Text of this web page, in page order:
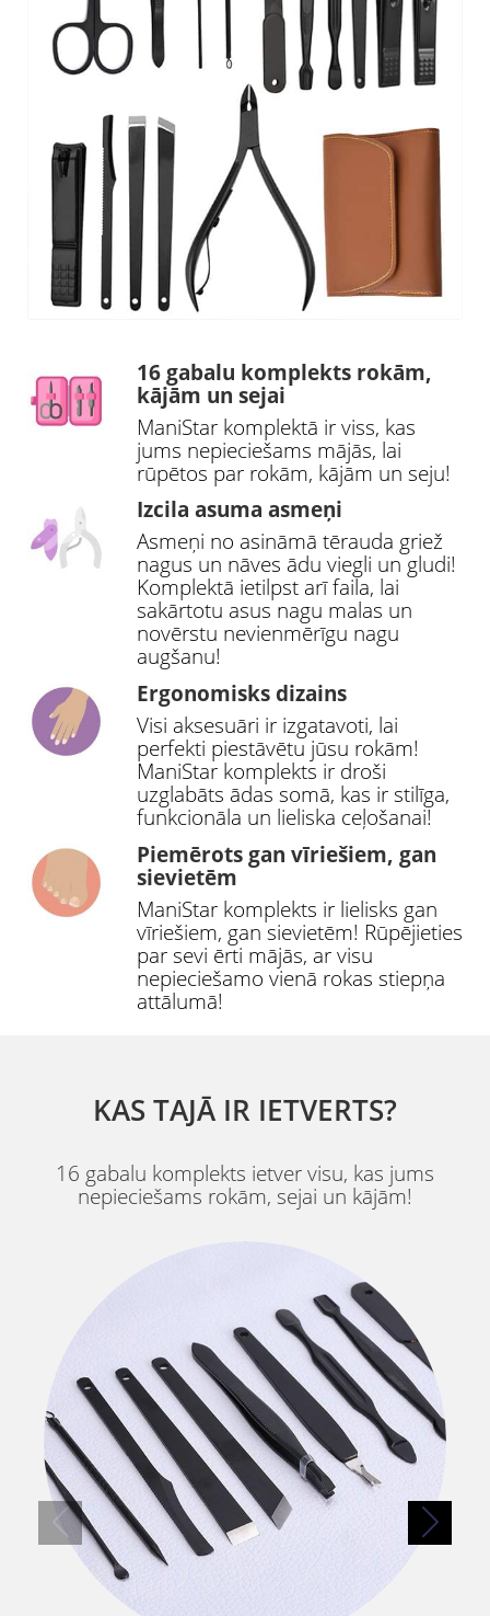
16 gabalu komplekts rokām,
kājām un sejai
ManiStar komplektā ir viss, kas
jums nepieciešams mājās, lai
rūpētos par rokām, kājām un seju!
Izcila asuma asmeņi
Asmeņi no asināmā tērauda griež
nagus un nāves ādu viegli un gludi!
Komplektā ietilpst arī faila, lai
sakārtotu asus nagu malas un
novērstu nevienmērīgu nagu
augšanu!
Ergonomisks dizains
Visi aksesuāri ir izgatavoti, lai
perfekti piestāvētu jūsu rokām!
ManiStar komplekts ir droši
uzglabāts ādas somā, kas ir stilīga,
funkcionāla un lieliska ceļošanai!
Piemērots gan vīriešiem, gan
sievietēm
ManiStar komplekts ir lielisks gan
vīriešiem, gan sievietēm! Rūpējieties
par sevi ērti mājās, ar visu
nepieciešamo vienā rokas stiepņa
attālumā!
KAS TAJĀ IR IETVERTS?
16 gabalu komplekts ietver visu, kas jums
nepieciešams rokām, sejai un kājām!